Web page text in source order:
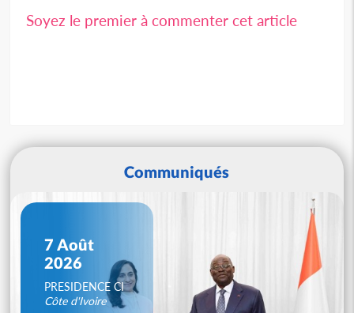
Soyez le premier à commenter cet article
Communiqués
7 Août
2026
PRESIDENCE CI
Côte d'Ivoire